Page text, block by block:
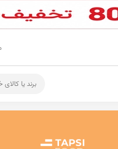
برند یا